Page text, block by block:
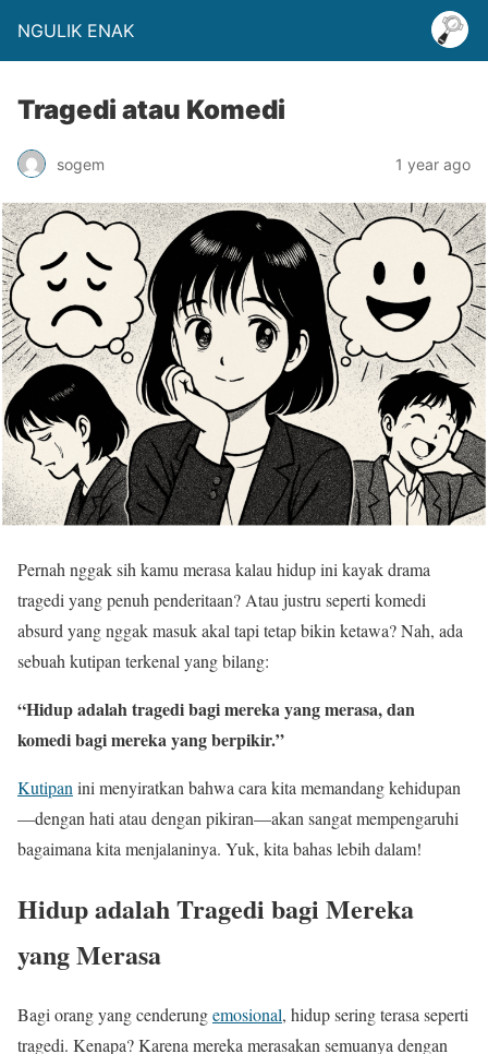
NGULIK ENAK
Tragedi atau Komedi
sogem 1 year ago
Pernah nggak sih kamu merasa kalau hidup ini kayak drama
tragedi yang penuh penderitaan? Atau justru seperti komedi
absurd yang nggak masuk akal tapi tetap bikin ketawa? Nah, ada
sebuah kutipan terkenal yang bilang:
“Hidup adalah tragedi bagi mereka yang merasa, dan
komedi bagi mereka yang berpikir.”
Kutipan ini menyiratkan bahwa cara kita memandang kehidupan
—dengan hati atau dengan pikiran—akan sangat mempengaruhi
bagaimana kita menjalaninya. Yuk, kita bahas lebih dalam!
Hidup adalah Tragedi bagi Mereka
yang Merasa
Bagi orang yang cenderungemosional, hidup sering terasa seperti
tragedi. Kenapa? Karena mereka merasakan semuanya dengan